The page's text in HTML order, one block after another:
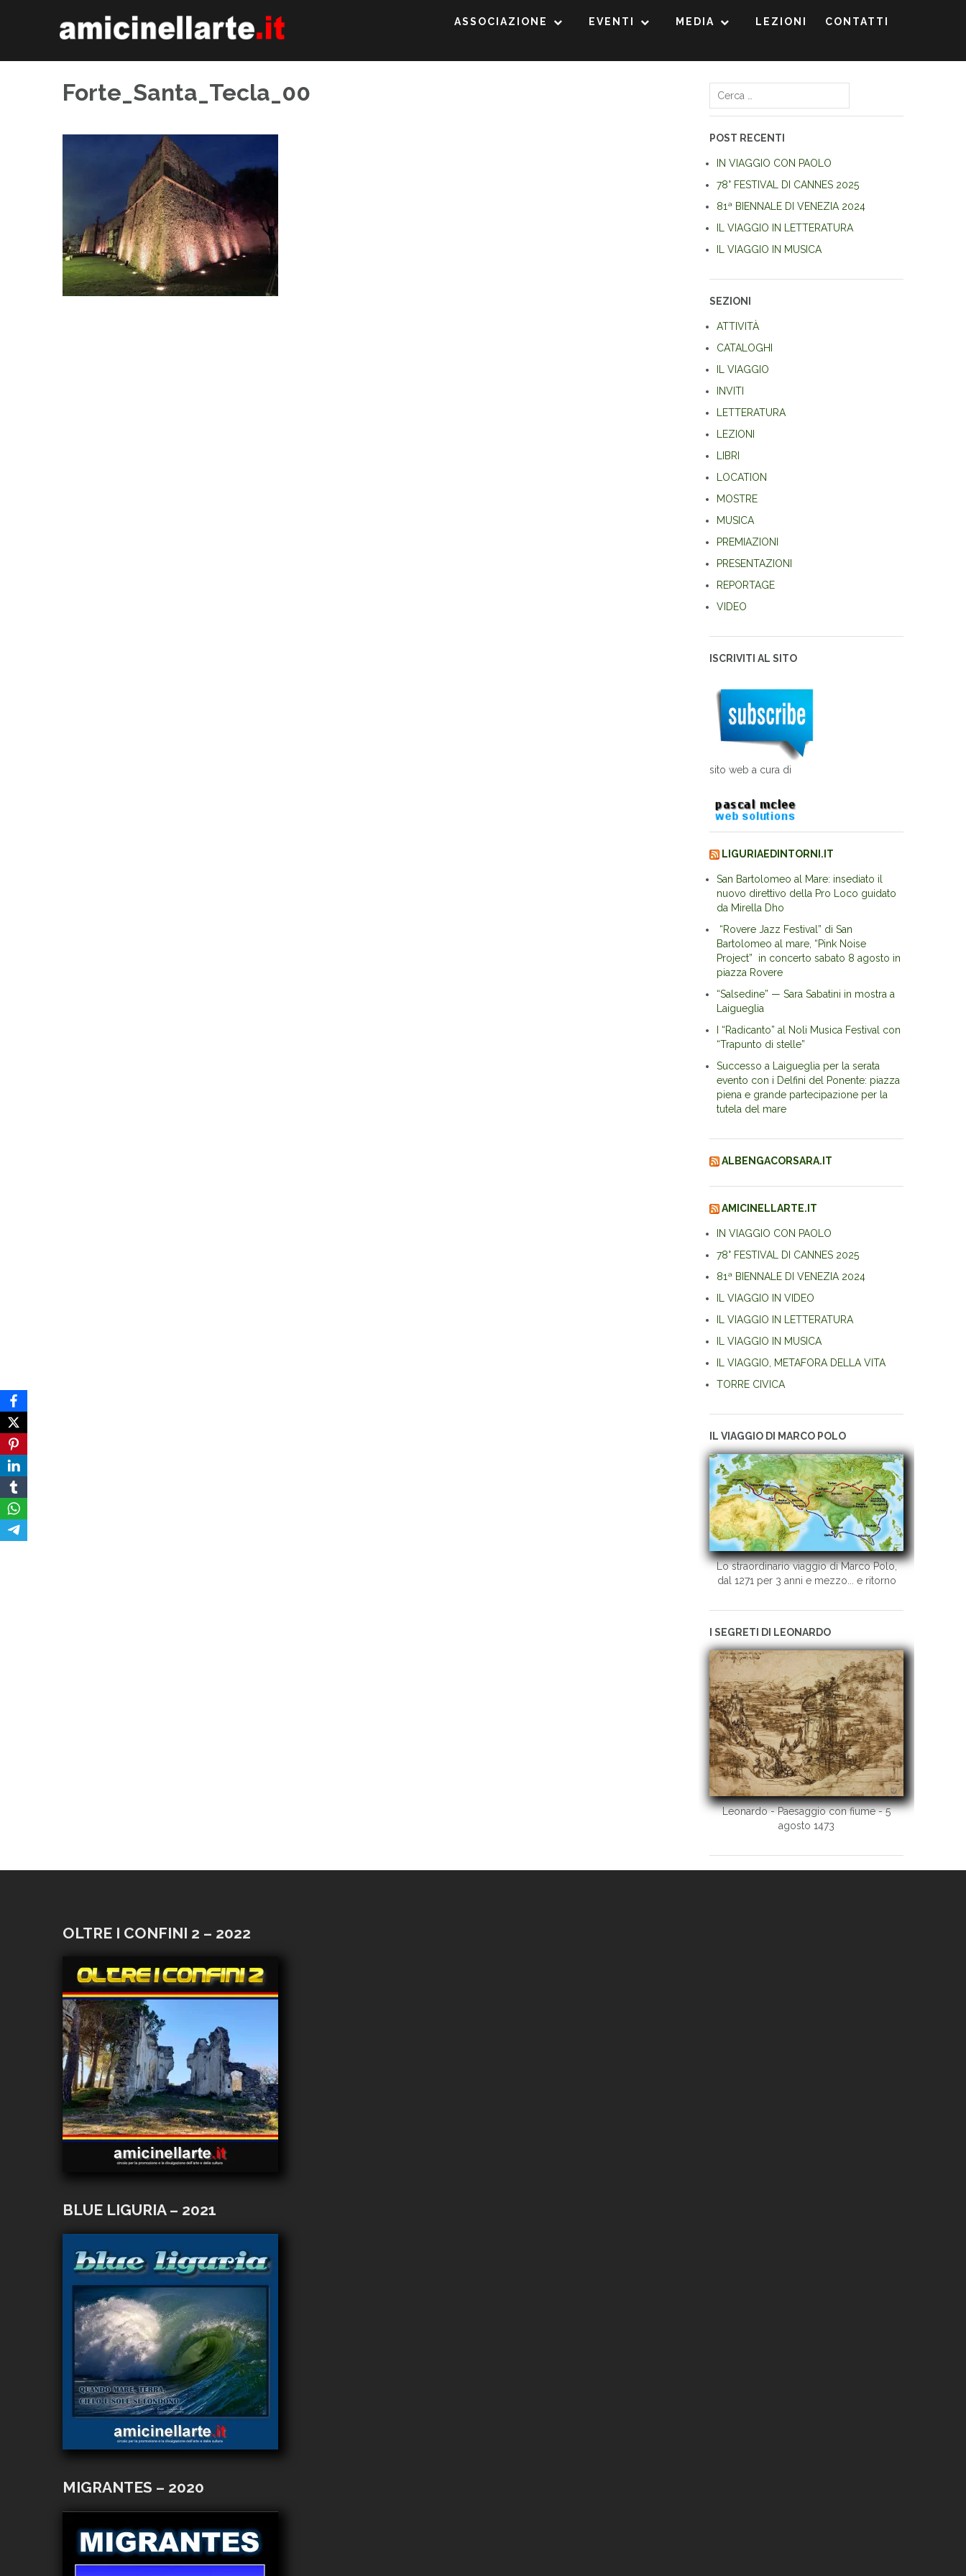
ASSOCIAZIONE EVENTI MEDIA LEZIONI CONTATTI
Forte_Santa_Tecla_00
Ricerca
POST RECENTI
IN VIAGGIO CON PAOLO
78° FESTIVAL DI CANNES 2025
81ª BIENNALE DI VENEZIA 2024
IL VIAGGIO IN LETTERATURA
IL VIAGGIO IN MUSICA
SEZIONI
ATTIVITÀ
CATALOGHI
IL VIAGGIO
INVITI
LETTERATURA
LEZIONI
LIBRI
LOCATION
MOSTRE
MUSICA
PREMIAZIONI
PRESENTAZIONI
REPORTAGE
VIDEO
ISCRIVITI AL SITO
sito web a cura di
LIGURIAEDINTORNI.IT
San Bartolomeo al Mare: insediato il
nuovo direttivo della Pro Loco guidato
da Mirella Dho
“Rovere Jazz Festival” di San
Bartolomeo al mare, “Pink Noise
Project” in concerto sabato 8 agosto in
piazza Rovere
“Salsedine” — Sara Sabatini in mostra a
Laigueglia
I “Radicanto” al Noli Musica Festival con
“Trapunto di stelle”
Successo a Laigueglia per la serata
evento con i Delfini del Ponente: piazza
piena e grande partecipazione per la
tutela del mare
ALBENGACORSARA.IT
AMICINELLARTE.IT
IN VIAGGIO CON PAOLO
78° FESTIVAL DI CANNES 2025
81ª BIENNALE DI VENEZIA 2024
IL VIAGGIO IN VIDEO
IL VIAGGIO IN LETTERATURA
IL VIAGGIO IN MUSICA
IL VIAGGIO, METAFORA DELLA VITA
TORRE CIVICA
IL VIAGGIO DI MARCO POLO
Lo straordinario viaggio di Marco Polo,
dal 1271 per 3 anni e mezzo... e ritorno
I SEGRETI DI LEONARDO
Leonardo - Paesaggio con fiume - 5
agosto 1473
OLTRE I CONFINI 2 – 2022
BLUE LIGURIA – 2021
MIGRANTES – 2020